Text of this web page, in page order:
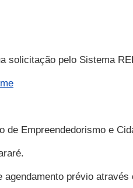
solicitação pelo Sistema
de Empreendedorismo e
agendamento prévio